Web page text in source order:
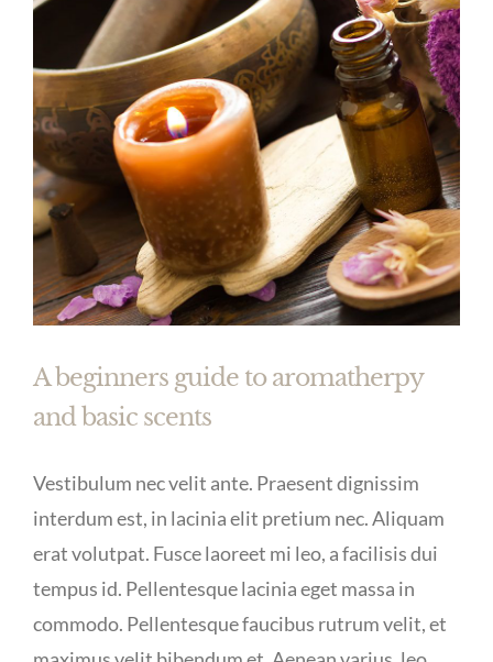
A beginners guide to aromatherpy
and basic scents
Vestibulum nec velit ante. Praesent dignissim
interdum est, in lacinia elit pretium nec. Aliquam
erat volutpat. Fusce laoreet mi leo, a facilisis dui
tempus id. Pellentesque lacinia eget massa in
commodo. Pellentesque faucibus rutrum velit, et